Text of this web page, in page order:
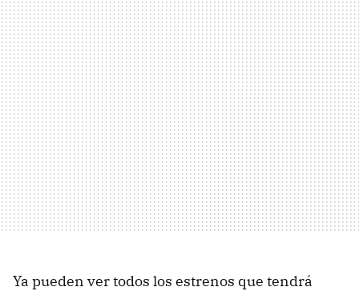
Ya pueden ver todos los estrenos que tendrá